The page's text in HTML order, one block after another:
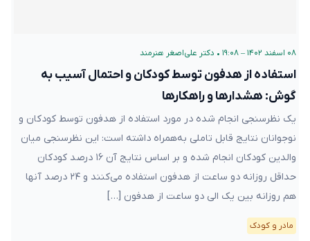
۰۸ اسفند ۱۴۰۲ – ۱۹:۰۸ • دکتر علی‌اصغر هنرمند
استفاده از هدفون توسط کودکان و احتمال آسیب به
گوش: هشدارها و راهکارها
یک نظرسنجی انجام شده در مورد استفاده از هدفون توسط کودکان و
نوجوانان نتایج قابل تاملی به‌همراه داشته است: این نظرسنجی میان
والدین کودکان انجام شده و بر اساس نتایج آن ۱۶ درصد کودکان
حداقل روزانه دو ساعت از هدفون استفاده می‌کنند و ۲۴ درصد آنها
هم روزانه بین یک الی دو ساعت از هدفون […]
مادر و کودک